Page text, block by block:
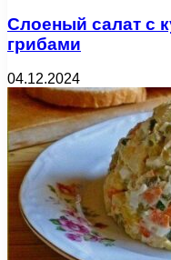
Слоеный салат с
грибами
04.12.2024